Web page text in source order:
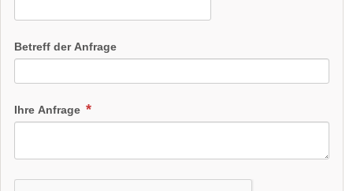
Betreff der Anfrage
Ihre Anfrage